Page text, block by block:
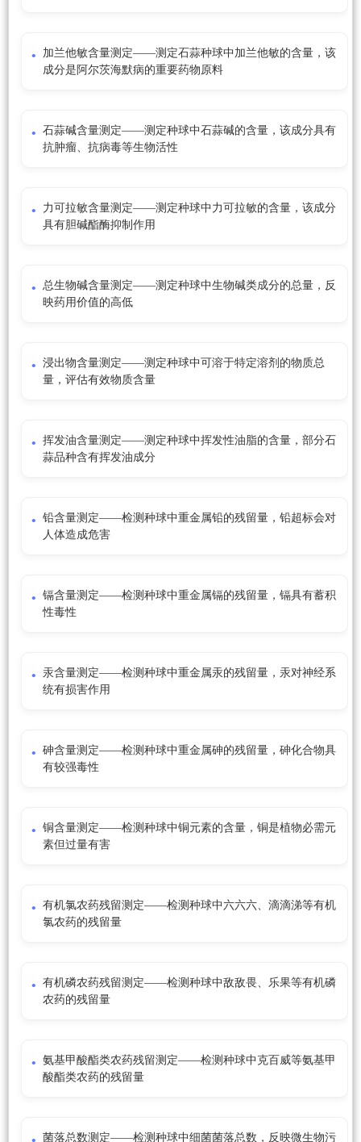
加兰他敏含量测定——测定石蒜种球中加兰他敏的含量，该
成分是阿尔茨海默病的重要药物原料
石蒜碱含量测定——测定种球中石蒜碱的含量，该成分具有
抗肿瘤、抗病毒等生物活性
力可拉敏含量测定——测定种球中力可拉敏的含量，该成分
具有胆碱酯酶抑制作用
总生物碱含量测定——测定种球中生物碱类成分的总量，反
映药用价值的高低
浸出物含量测定——测定种球中可溶于特定溶剂的物质总
量，评估有效物质含量
挥发油含量测定——测定种球中挥发性油脂的含量，部分石
蒜品种含有挥发油成分
铅含量测定——检测种球中重金属铅的残留量，铅超标会对
人体造成危害
镉含量测定——检测种球中重金属镉的残留量，镉具有蓄积
性毒性
汞含量测定——检测种球中重金属汞的残留量，汞对神经系
统有损害作用
砷含量测定——检测种球中重金属砷的残留量，砷化合物具
有较强毒性
铜含量测定——检测种球中铜元素的含量，铜是植物必需元
素但过量有害
有机氯农药残留测定——检测种球中六六六、滴滴涕等有机
氯农药的残留量
有机磷农药残留测定——检测种球中敌敌畏、乐果等有机磷
农药的残留量
氨基甲酸酯类农药残留测定——检测种球中克百威等氨基甲
酸酯类农药的残留量
菌落总数测定——检测种球中细菌菌落总数，反映微生物污